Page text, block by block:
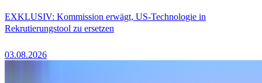
EXKLUSIV: Kommission erwägt, US-Technologie in
Rekrutierungstool zu ersetzen
03.08.2026